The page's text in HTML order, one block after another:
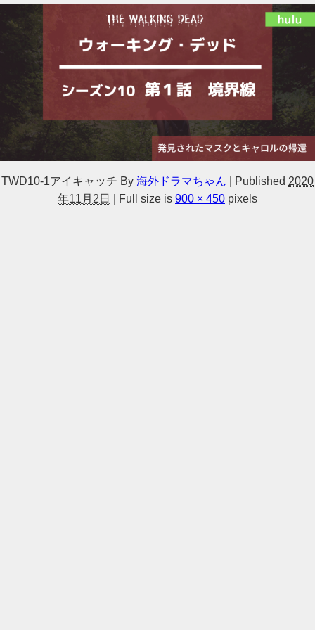
TWD10-1アイキャッチ By 海外ドラマちゃん Published 2020
年11月2日
Full size is 900 × 450 pixels